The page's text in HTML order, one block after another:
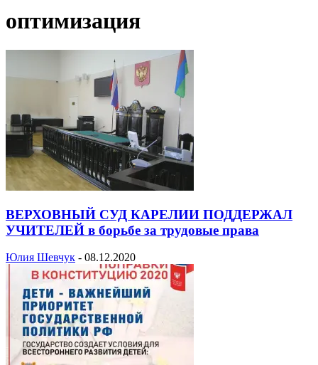
оптимизация
ВЕРХОВНЫЙ СУД КАРЕЛИИ ПОДДЕРЖАЛ
УЧИТЕЛЕЙ в борьбе за трудовые права
Юлия Шевчук - 08.12.2020